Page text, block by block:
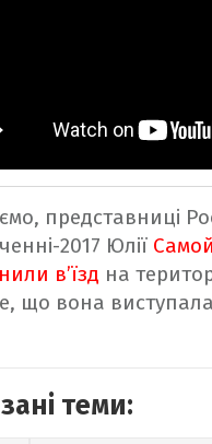
представниці
2017 Юлії
в’їзд на
що вона
теми: